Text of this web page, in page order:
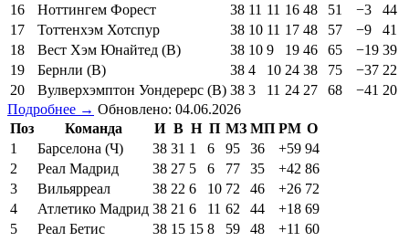
16
Ноттингем Форест 38 11 11 16 48 51 −3
44
17
Тоттенхэм Хотспур 38 10 11 17 48 57 −9
41
18
Вест Хэм Юнайтед (В) 38 10 9 19 46 65 −19 39
19
Бернли (В) 38 4 10 24 38 75 −37 22
20
Вулверхэмптон Уондерерс (В) 38 3 11 24 27 68 −41 20
Подробнее → Обновлено: 04.06.2026
Поз
Команда И В Н П МЗ МП РМ О
1
Барселона (Ч) 38 31 1 6 95 36 +59 94
2
Реал Мадрид 38 27 5 6 77 35 +42 86
3
Вильярреал 38 22 6 10 72 46 +26 72
4
Атлетико Мадрид 38 21 6 11 62 44 +18 69
5
Реал Бетис 38 15 15 8 59 48 +11 60